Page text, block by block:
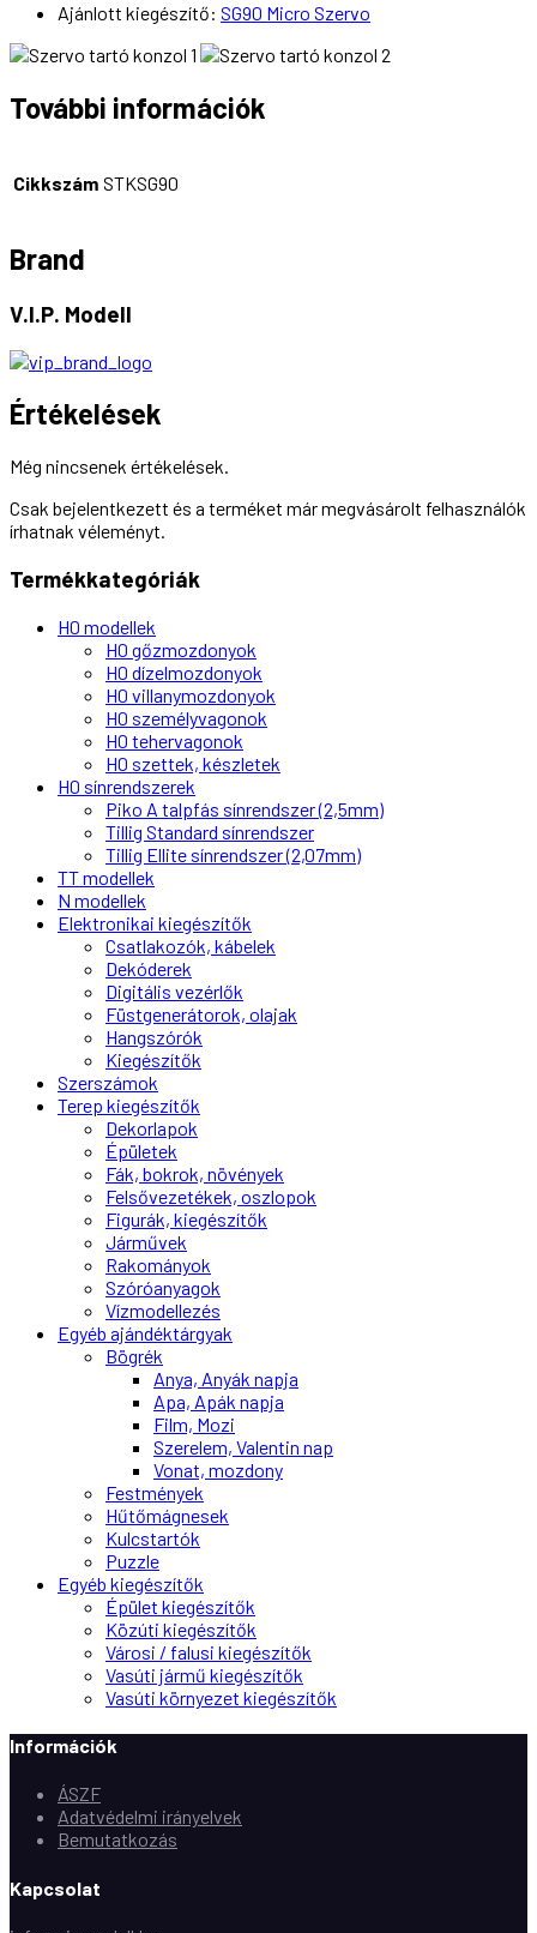
Ajánlott kiegészítő: SG90 Micro Szervo
További információk
Cikkszám STKSG90
Brand
V.I.P. Modell
Értékelések
Még nincsenek értékelések.
Csak bejelentkezett és a terméket már megvásárolt felhasználók
írhatnak véleményt.
Termékkategóriák
H0 modellek
H0 gőzmozdonyok
H0 dízelmozdonyok
H0 villanymozdonyok
H0 személyvagonok
H0 tehervagonok
H0 szettek, készletek
H0 sínrendszerek
Piko A talpfás sínrendszer (2,5mm)
Tillig Standard sínrendszer
Tillig Ellite sínrendszer (2,07mm)
TT modellek
N modellek
Elektronikai kiegészítők
Csatlakozók, kábelek
Dekóderek
Digitális vezérlők
Füstgenerátorok, olajak
Hangszórók
Kiegészítők
Szerszámok
Terep kiegészítők
Dekorlapok
Épületek
Fák, bokrok, növények
Felsővezetékek, oszlopok
Figurák, kiegészítők
Járművek
Rakományok
Szóróanyagok
Vízmodellezés
Egyéb ajándéktárgyak
Bögrék
Anya, Anyák napja
Apa, Apák napja
Film, Mozi
Szerelem, Valentin nap
Vonat, mozdony
Festmények
Hűtőmágnesek
Kulcstartók
Puzzle
Egyéb kiegészítők
Épület kiegészítők
Közúti kiegészítők
Városi / falusi kiegészítők
Vasúti jármű kiegészítők
Vasúti környezet kiegészítők
Információk
ÁSZF
Adatvédelmi irányelvek
Bemutatkozás
Kapcsolat